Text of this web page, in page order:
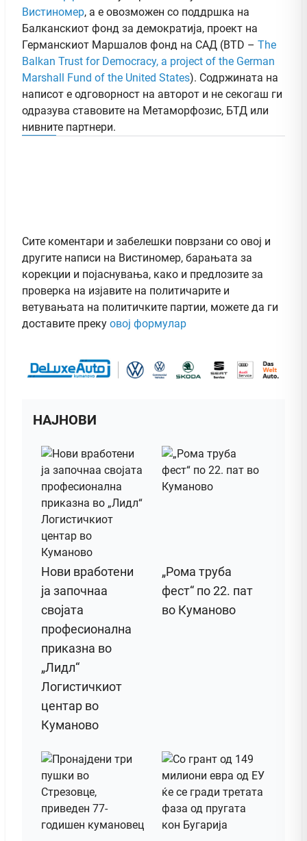
Вистиномер, а e овозможен со поддршка на
Балканскиот фонд за демократија, проект на
Германскиот Маршалов фонд на САД (BTD – The
Balkan Trust for Democracy, a project of the German
Marshall Fund of the United States). Содржината на
написот е одговорност на авторот и не секогаш ги
одразува ставовите на Метаморфозис, БТД или
нивните партнери.
Сите коментари и забелешки поврзани со овој и
другите написи на Вистиномер, барањата за
корекции и појаснувања, како и предлозите за
проверка на изјавите на политичарите и
ветувањата на политичките партии, можете да ги
доставите преку овој формулар
НАЈНОВИ
Нови вработени
ја започнаа
својата
професионална
приказна во
„Лидл“
Логистичкиот
центар во
Куманово
„Рома труба
фест“ по 22. пат
во Куманово